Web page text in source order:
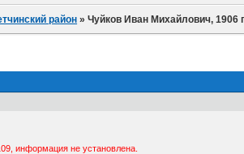
район »Чуйков Иван Михайлович, 1906
информация не установлена.